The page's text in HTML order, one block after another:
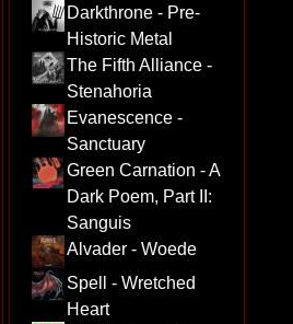
Darkthrone - Pre-
Historic Metal
The Fifth Alliance -
Stenahoria
Evanescence -
Sanctuary
Green Carnation - A
Dark Poem, Part II:
Sanguis
Alvader - Woede
Spell - Wretched
Heart